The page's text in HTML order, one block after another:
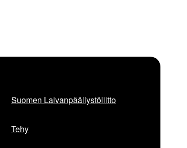
Suomen Laivanpäällystöliitto
Tehy